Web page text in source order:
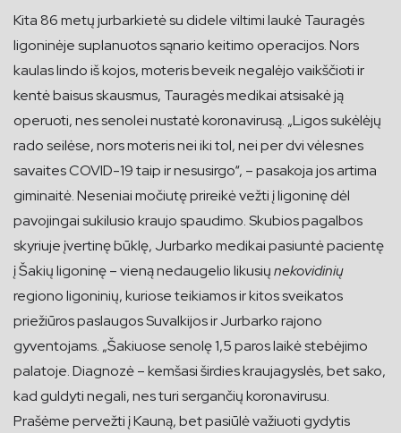
Kita 86 metų jurbarkietė su didele viltimi laukė Tauragės
ligoninėje suplanuotos sąnario keitimo operacijos. Nors
kaulas lindo iš kojos, moteris beveik negalėjo vaikščioti ir
kentė baisus skausmus, Tauragės medikai atsisakė ją
operuoti, nes senolei nustatė koronavirusą. „Ligos sukėlėjų
rado seilėse, nors moteris nei iki tol, nei per dvi vėlesnes
savaites COVID-19 taip ir nesusirgo“, – pasakoja jos artima
giminaitė. Neseniai močiutę prireikė vežti į ligoninę dėl
pavojingai sukilusio kraujo spaudimo. Skubios pagalbos
skyriuje įvertinę būklę, Jurbarko medikai pasiuntė pacientę
į Šakių ligoninę – vieną nedaugelio likusiųnekovidinių
regiono ligoninių, kuriose teikiamos ir kitos sveikatos
priežiūros paslaugos Suvalkijos ir Jurbarko rajono
gyventojams. „Šakiuose senolę 1,5 paros laikė stebėjimo
palatoje. Diagnozė – kemšasi širdies kraujagyslės, bet sako,
kad guldyti negali, nes turi sergančių koronavirusu.
Prašėme pervežti į Kauną, bet pasiūlė važiuoti gydytis